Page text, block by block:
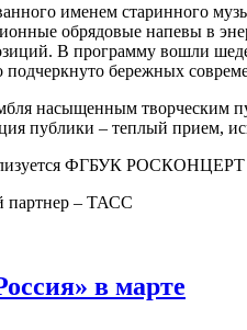
именем старинного
обрядовые напевы в
В программу вошли
бережных
насыщенным творческим
публики – теплый прием,
ФГБУК РОСКОНЦЕРТ
партнер – ТАСС
в марте